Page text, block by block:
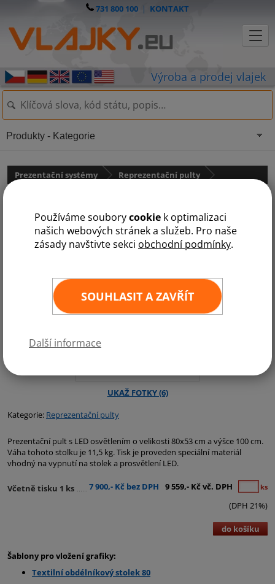
Používáme souborycookie k optimalizaci
našich webových stránek a služeb. Pro naše
zásady navštivte sekci obchodní podmínky.
SOUHLASIT A ZAVŘÍT
Další informace
731 800 100 | KONTAKT
Prezentační systémy Reprezentační pulty
80
Kategorie: Reprezentační pulty
Prezentační pult s LED osvětlením o velikosti 80x53 cm a výšce 100 cm.
Váha tohoto stolku je 11,5 kg. Tisk je proveden speciální materiál
vhodný na vypnutí na stolek a prosvětlení LED.
Včetně tisku 1 ks 7 900,- Kč bez DPH 9 559,- Kč vč. DPH ks
(DPH 21%)
do košíku
Šablony pro vložení grafiky:
Textilní obdélníkový stolek 80
Produkty - Kategorie